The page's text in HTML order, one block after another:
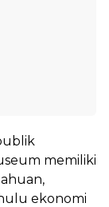
memiliki
ekonomi